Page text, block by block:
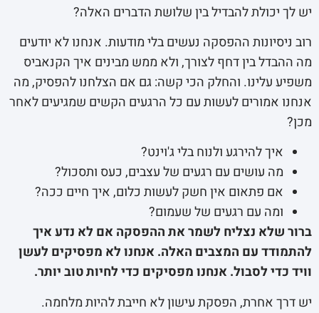
יש לך יכולת להבדיל בין שלושת הדברים האלה?
רוב ניסיונות ההפסקה נעשים בלי מודעות. אנחנו לא יודעים
מה ההבדל בין דחף לצורך, ולא ממש מבינים איך הקנאביס
משפיע עלינו. והחלק הכי קשה: גם אם הצלחנו להפסיק, מה
אנחנו אמורים לעשות עם כל הרגעים הקשים שמגיעים לאחר
מכן?
איך להירגע ולנוח בלי ג'וינט?
מה עושים עם רגעים של עצבים, כעס ותסכול?
אם פתאום אין חשק לעשות כלום, איך חיים ככה?
ומה עם רגעים של שעמום?
ברור שלא נצליח לשמר את ההפסקה אם לא נדע איך
להתמודד עם המצבים האלה. אנחנו לא מפסיקים לעשן
וויד כדי לסבול. אנחנו מפסיקים כדי לחיות טוב יותר.
יש דרך אחרת, הפסקת עישון לא חייבת להיות מלחמה.